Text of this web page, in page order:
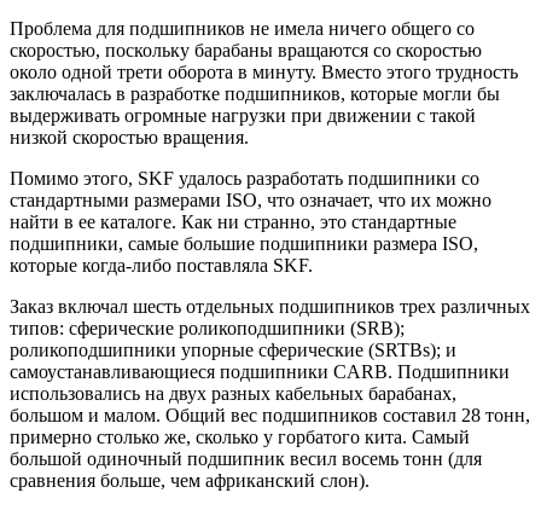
Проблема для подшипников не имела ничего общего со
скоростью, поскольку барабаны вращаются со скоростью
около одной трети оборота в минуту. Вместо этого трудность
заключалась в разработке подшипников, которые могли бы
выдерживать огромные нагрузки при движении с такой
низкой скоростью вращения.
Помимо этого, SKF удалось разработать подшипники со
стандартными размерами ISO, что означает, что их можно
найти в ее каталоге. Как ни странно, это стандартные
подшипники, самые большие подшипники размера ISO,
которые когда-либо поставляла SKF.
Заказ включал шесть отдельных подшипников трех различных
типов: сферические роликоподшипники (SRB);
роликоподшипники упорные сферические (SRTBs); и
самоустанавливающиеся подшипники CARB. Подшипники
использовались на двух разных кабельных барабанах,
большом и малом. Общий вес подшипников составил 28 тонн,
примерно столько же, сколько у горбатого кита. Самый
большой одиночный подшипник весил восемь тонн (для
сравнения больше, чем африканский слон).